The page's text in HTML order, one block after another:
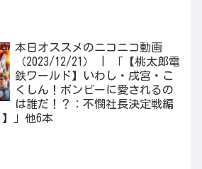
本日オススメのニコニコ動画
（2023/12/21） | 「【桃太郎電
鉄ワールド】いわし・戌宮・こ
くしん！ボンビーに愛されるの
は誰だ！？：不憫社長決定戦編
】」他6本